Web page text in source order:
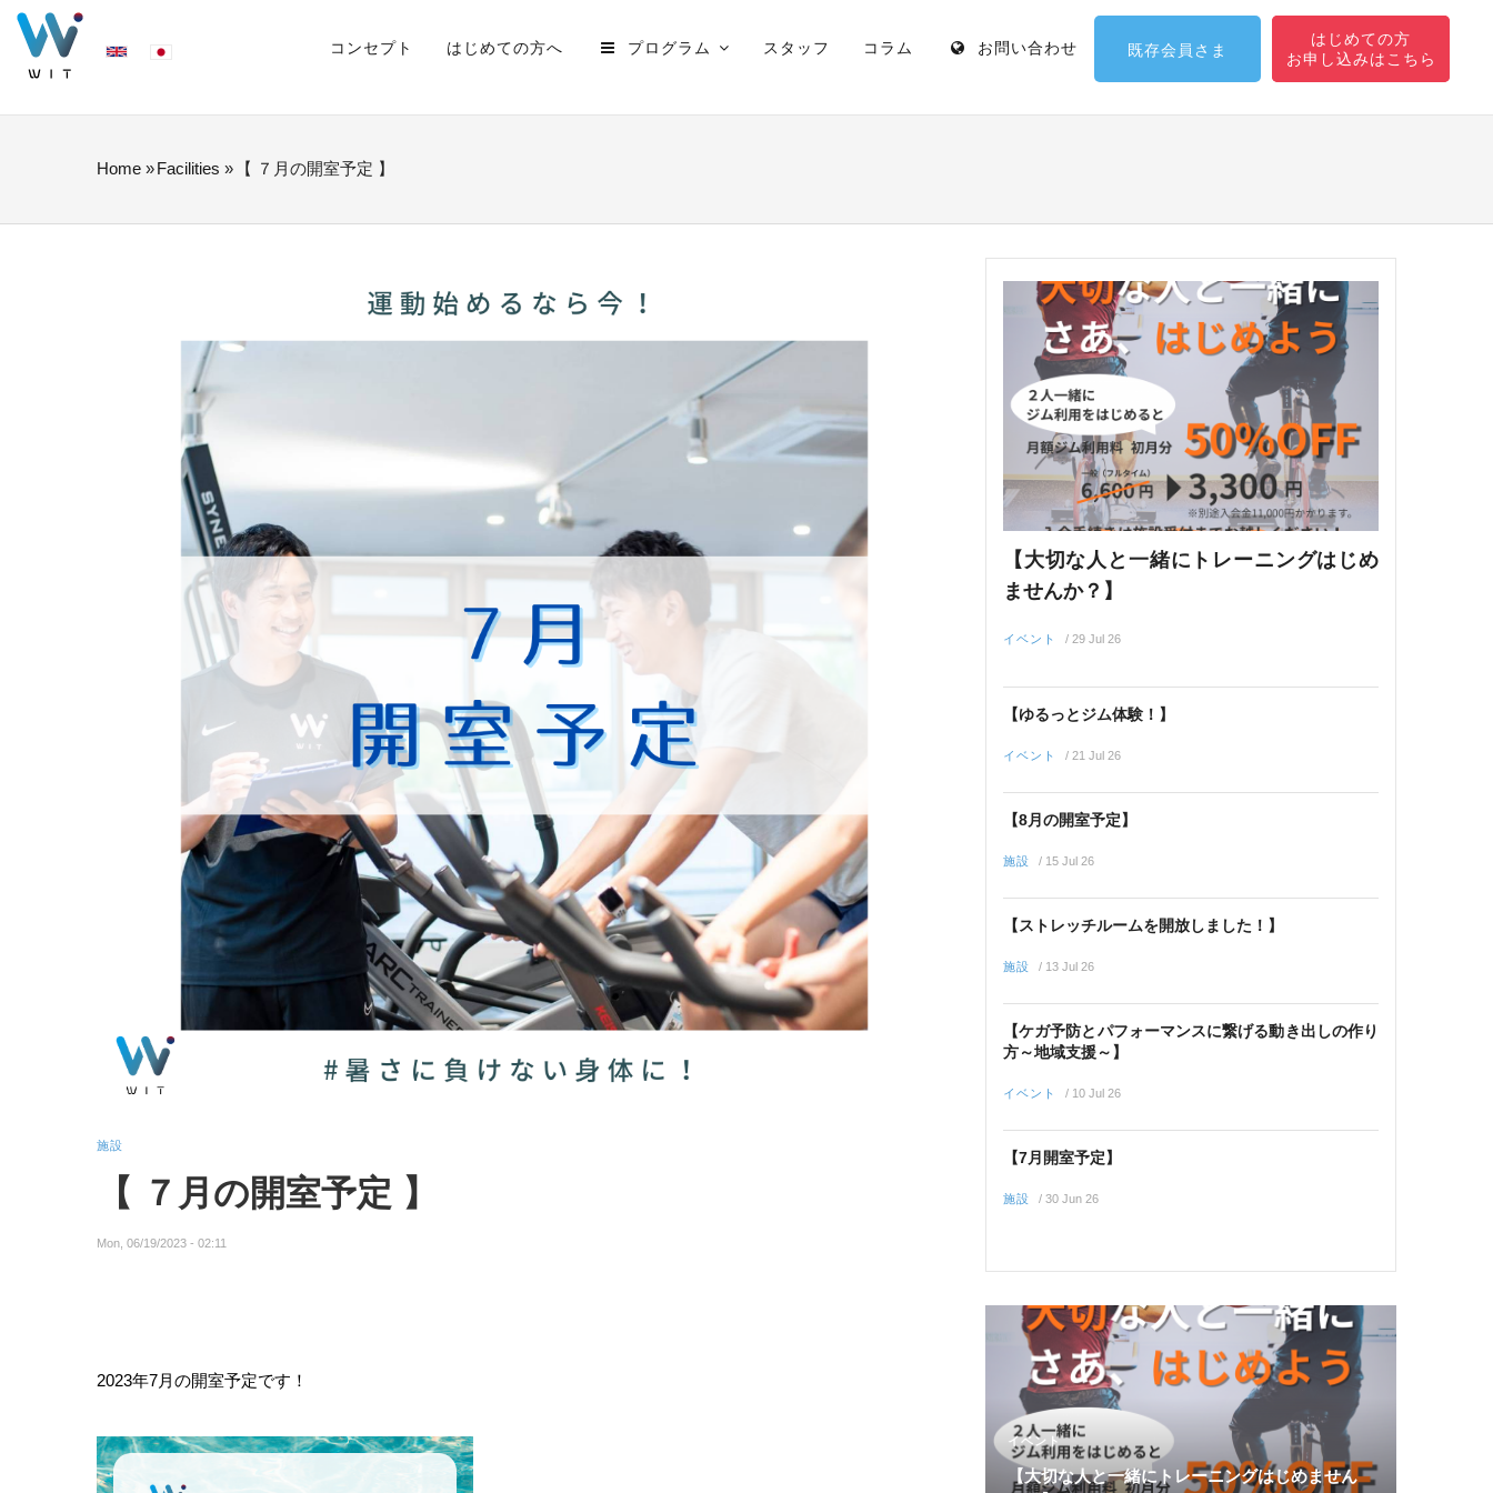
Skip
NAVIGATION
コンセプト はじめての方へ プログラム スタッフ コラム お問い合わせ 既存会員さま
はじめての方
BREADCRUMB
Home »Facilities » 【 ７月の開室予定 】
施設
【 ７月の開室予定 】
Mon, 06/19/2023 - 02:11
2023年7月の開室予定です！
【大切な人と一緒にトレーニングはじめ
ませんか？】
イベント / 29 Jul 26
【ゆるっとジム体験！】
イベント / 21 Jul 26
【8月の開室予定】
施設 / 15 Jul 26
【ストレッチルームを開放しました！】
施設 / 13 Jul 26
【ケガ予防とパフォーマンスに繋げる動き出しの作り
方～地域支援～】
イベント / 10 Jul 26
【7月開室予定】
施設 / 30 Jun 26
イベント
【大切な人と一緒にトレーニングはじめません